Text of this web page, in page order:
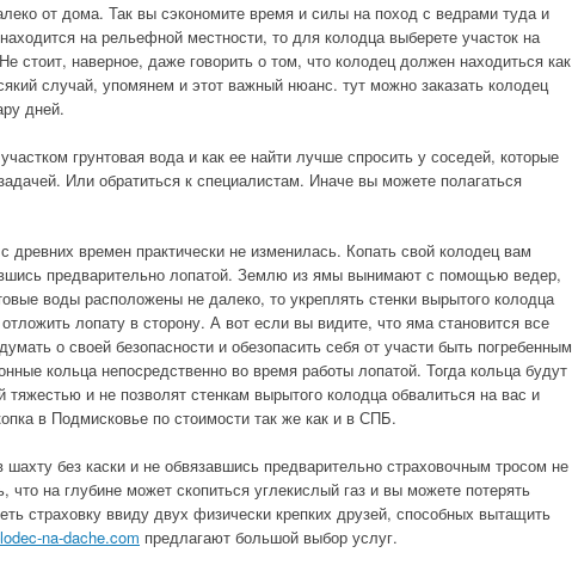
от дома. Так вы сэкономите время и силы на поход с ведрами туда и
на рельефной местности, то для колодца выберете участок на
стоит, наверное, даже говорить о том, что колодец должен находиться как
случай, упомянем и этот важный нюанс. тут можно заказать колодец
дней.
грунтовая вода и как ее найти лучше спросить у соседей, которые
Или обратиться к специалистам. Иначе вы можете полагаться
древних времен практически не изменилась. Копать свой колодец вам
предварительно лопатой. Землю из ямы вынимают с помощью ведер,
воды расположены не далеко, то укреплять стенки вырытого колодца
лопату в сторону. А вот если вы видите, что яма становится все
о своей безопасности и обезопасить себя от участи быть погребенным
кольца непосредственно во время работы лопатой. Тогда кольца будут
и не позволят стенкам вырытого колодца обвалиться на вас и
в Подмисковье по стоимости так же как и в СПБ.
без каски и не обвязавшись предварительно страховочным тросом не
что на глубине может скопиться углекислый газ и вы можете потерять
страховку ввиду двух физически крепких друзей, способных вытащить
na-dache.com предлагают большой выбор услуг.